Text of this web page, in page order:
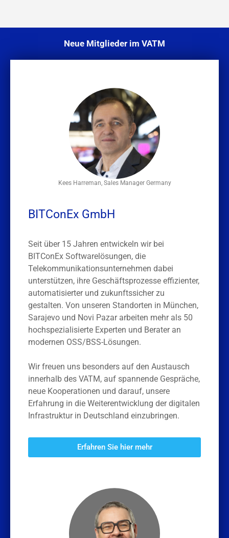
Neue Mitglieder im VATM
Kees Harreman, Sales Manager Germany
BITConEx GmbH
Seit über 15 Jahren entwickeln wir bei
BITConEx Softwarelösungen, die
Telekommunikationsunternehmen dabei
unterstützen, ihre Geschäftsprozesse effizienter,
automatisierter und zukunftssicher zu
gestalten. Von unseren Standorten in München,
Sarajevo und Novi Pazar arbeiten mehr als 50
hochspezialisierte Experten und Berater an
modernen OSS/BSS-Lösungen.
Wir freuen uns besonders auf den Austausch
innerhalb des VATM, auf spannende Gespräche,
neue Kooperationen und darauf, unsere
Erfahrung in die Weiterentwicklung der digitalen
Infrastruktur in Deutschland einzubringen.
Erfahren Sie hier mehr